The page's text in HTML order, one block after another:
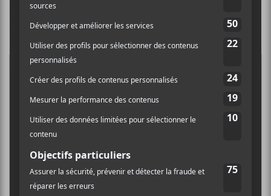
CHANSONS